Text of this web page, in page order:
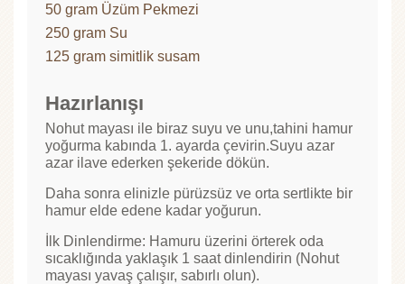
50 gram Üzüm Pekmezi
250 gram Su
125 gram simitlik susam
Hazırlanışı
Nohut mayası ile biraz suyu ve unu,tahini hamur
yoğurma kabında 1. ayarda çevirin.Suyu azar
azar ilave ederken şekeride dökün.
Daha sonra elinizle pürüzsüz ve orta sertlikte bir
hamur elde edene kadar yoğurun.
İlk Dinlendirme: Hamuru üzerini örterek oda
sıcaklığında yaklaşık 1 saat dinlendirin (Nohut
mayası yavaş çalışır, sabırlı olun).